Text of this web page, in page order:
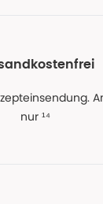
nur ¹⁴